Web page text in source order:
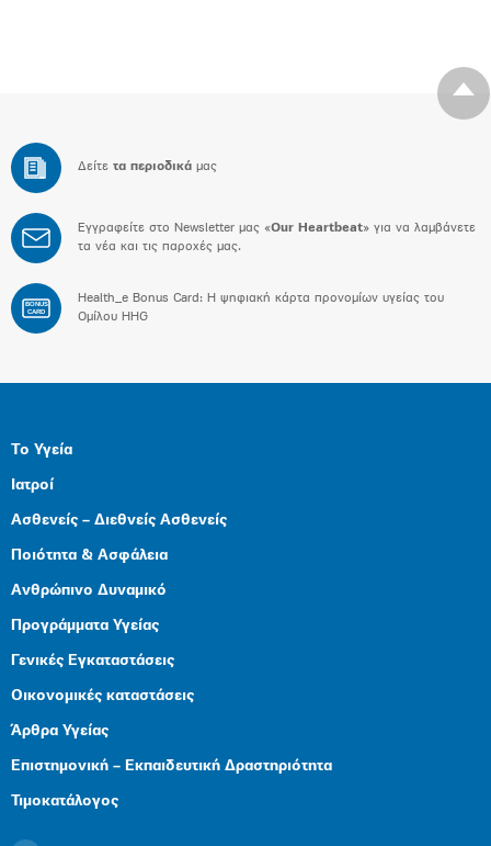
Δείτε τα περιοδικά μας
Εγγραφείτε στο Newsletter μας «Our Heartbeat» για να λαμβάνετε
τα νέα και τις παροχές μας.
BONUS
CARD
Health_e Bonus Card: H ψηφιακή κάρτα προνομίων υγείας του
Ομίλου HHG
Το Υγεία
Ιατροί
Ασθενείς – Διεθνείς Ασθενείς
Ποιότητα & Ασφάλεια
Ανθρώπινο Δυναμικό
Προγράμματα Υγείας
Γενικές Εγκαταστάσεις
Οικονομικές καταστάσεις
Άρθρα Υγείας
Επιστημονική – Εκπαιδευτική Δραστηριότητα
Τιμοκατάλογος